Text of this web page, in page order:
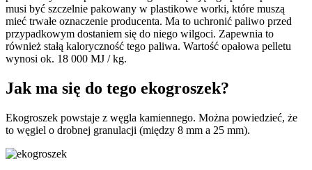
musi być szczelnie pakowany w plastikowe worki, które muszą
mieć trwałe oznaczenie producenta. Ma to uchronić paliwo przed
przypadkowym dostaniem się do niego wilgoci. Zapewnia to
również stałą kaloryczność tego paliwa. Wartość opałowa pelletu
wynosi ok. 18 000 MJ / kg.
Jak ma się do tego ekogroszek?
Ekogroszek powstaje z węgla kamiennego. Można powiedzieć, że
to węgiel o drobnej granulacji (między 8 mm a 25 mm).